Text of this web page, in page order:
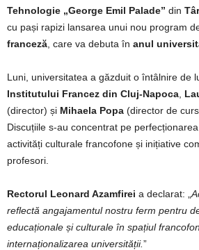
Tehnologie „George Emil Palade” din
cu pași rapizi lansarea unui nou program
franceză , care va debuta în anul
Luni, universitatea a găzduit o întâlnire de
Institutului Francez din Cluj-Napoca
(director) și Mihaela Popa (director de
Discuțiile s-au concentrat pe
activități culturale francofone și inițiative
profesori.
Rectorul Leonard Azamfirei a declarat: „
reflectă angajamentul nostru ferm pentru
educaționale și culturale în spațiul
internaționalizarea universității.”